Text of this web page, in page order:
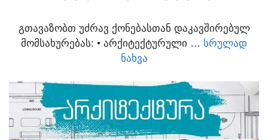
ᲒᲗᲐᲕᲐᲖᲝᲑᲗ ᲣᲫᲠᲐᲕ ᲥᲝᲜᲔᲑᲐᲡᲗᲐᲜ ᲓᲐᲙᲐᲕᲨᲘᲠᲔᲑᲣᲚ
ᲛᲝᲛᲡᲐᲮᲣᲠᲔᲑᲐᲡ:​ • ᲐᲠᲥᲘᲢᲔᲥᲢᲣᲠᲣᲚᲘ … ᲡᲠᲣᲚᲐᲓ
ᲜᲐᲮᲕᲐ